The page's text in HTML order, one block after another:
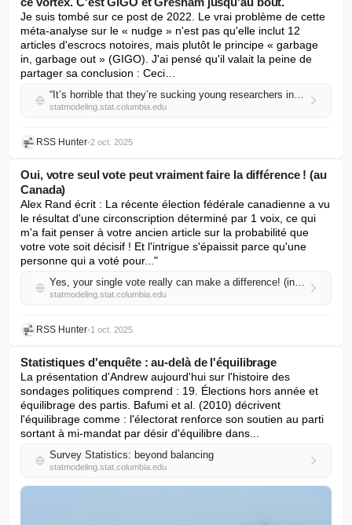
Je suis tombé sur ce post de 2022. Le vrai problème de cette
méta-analyse sur le « nudge » n'est pas qu'elle inclut 12
articles d'escrocs notoires, mais plutôt le principe « garbage
in, garbage out » (GIGO). J'ai pensé qu'il valait la peine de
partager sa conclusion : Ceci…
“It’s horrible that they’re sucking young researchers into this vortex. It’s Gigo and Gresham all the way down.”
statmodeling.stat.columbia.edu
RSS Hunter•2 oct. 2025
Oui, votre seul vote peut vraiment faire la différence ! (au
Canada)
Alex Rand écrit : La récente élection fédérale canadienne a vu
le résultat d'une circonscription déterminé par 1 voix, ce qui
m'a fait penser à votre ancien article sur la probabilité que
votre vote soit décisif ! Et l'intrigue s'épaissit parce qu'une
personne qui a voté pour..."
Yes, your single vote really can make a difference! (in Canada)
statmodeling.stat.columbia.edu
RSS Hunter•1 oct. 2025
Statistiques d'enquête : au-delà de l'équilibrage
La présentation d'Andrew aujourd'hui sur l'histoire des
sondages politiques comprend : 19. Élections hors année et
équilibrage des partis. Bafumi et al. (2010) décrivent
l'équilibrage comme : l'électorat renforce son soutien au parti
sortant à mi-mandat par désir d'équilibre dans...
Survey Statistics: beyond balancing
statmodeling.stat.columbia.edu